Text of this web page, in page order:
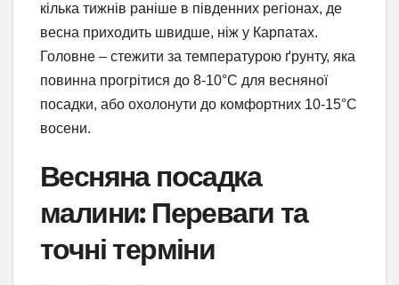
кілька тижнів раніше в південних регіонах, де
весна приходить швидше, ніж у Карпатах.
Головне – стежити за температурою ґрунту, яка
повинна прогрітися до 8-10°C для весняної
посадки, або охолонути до комфортних 10-15°C
восени.
Весняна посадка
малини: Переваги та
точні терміни